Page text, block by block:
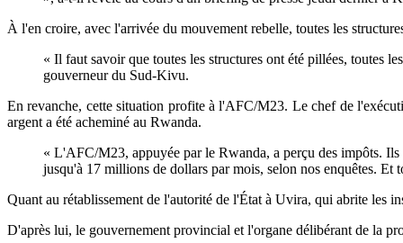
À l'en croire, avec l'arrivée du mouvement rebelle, toutes les
« Il faut savoir que toutes les structures ont été pillées, toutes
gouverneur du Sud-Kivu.
En revanche, cette situation profite à l'AFC/M23. Le chef de
argent a été acheminé au Rwanda.
« L'AFC/M23, appuyée par le Rwanda, a perçu des impôts.
jusqu'à 17 millions de dollars par mois, selon nos enquêtes. Et
Quant au rétablissement de l'autorité de l'État à Uvira, qui abrite les
D'après lui, le gouvernement provincial et l'organe délibérant de la